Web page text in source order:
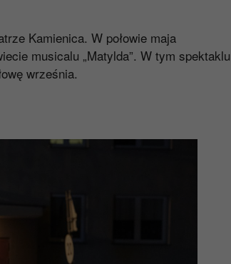
Kamienica. W połowie maja
musicalu „Matylda”. W tym spektaklu
września.